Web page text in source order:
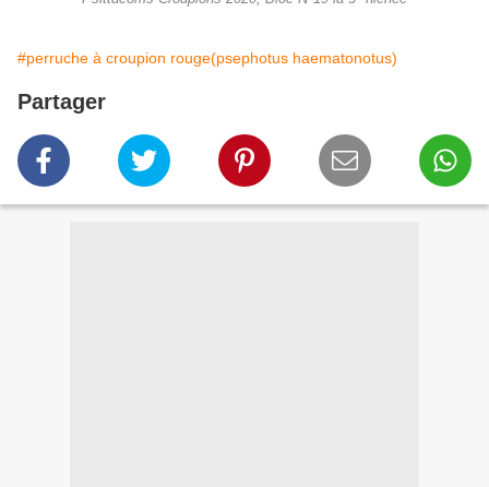
#perruche à croupion rouge(psephotus haematonotus)
Partager